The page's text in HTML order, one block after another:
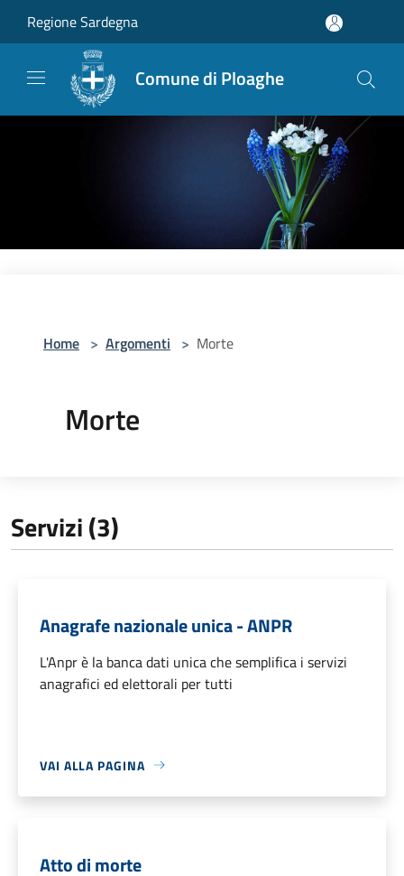
Regione Sardegna
Comune di Ploaghe
Home > Argomenti > Morte
Morte
Servizi (3)
Anagrafe nazionale unica - ANPR
L'Anpr è la banca dati unica che semplifica i servizi
anagrafici ed elettorali per tutti
VAI ALLA PAGINA
Atto di morte